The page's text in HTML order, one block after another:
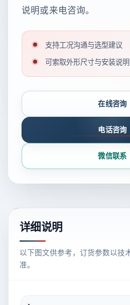
说明或来电咨询。
支持工况沟通与选型建议
可索取外形尺寸与安装说明
在线咨询
电话咨询
微信联系
详细说明
以下图文供参考，订货参数以技
准。